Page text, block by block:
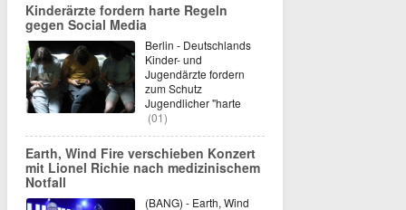
Kinderärzte fordern harte Regeln
gegen Social Media
Berlin - Deutschlands
Kinder- und
Jugendärzte fordern
zum Schutz
Jugendlicher "harte
(01)
Earth, Wind Fire verschieben Konzert
mit Lionel Richie nach medizinischem
Notfall
(BANG) - Earth, Wind